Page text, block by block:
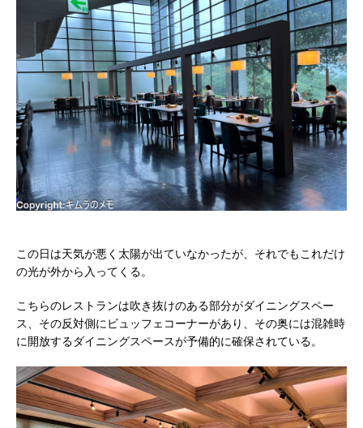
この日は天気が悪く太陽が出ていなかったが、それでもこれだけ
の光が外から入ってくる。
こちらのレストランは吹き抜けのある部分がダイニングスペー
ス、その反対側にビュッフェコーナーがあり、その奥には混雑時
に開放するダイニングスペースが予備的に確保されている。